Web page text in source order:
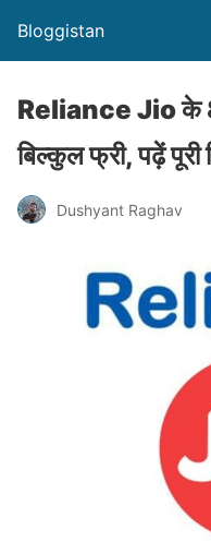
Bloggistan
Reliance Jio के
बिल्कुल फ्री, पढ़ें पूरी
Dushyant Raghav